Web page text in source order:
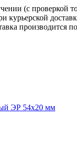
(с проверкой
курьерской
производится
ЭР 54х20 мм